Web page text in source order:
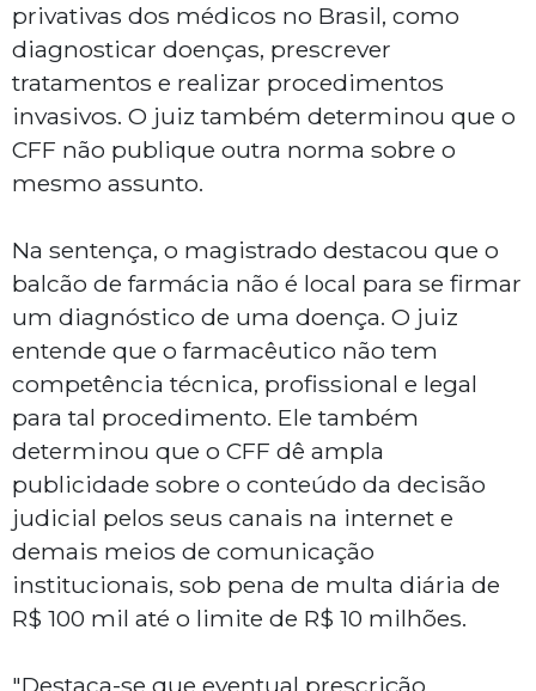
privativas dos médicos no Brasil, como
diagnosticar doenças, prescrever
tratamentos e realizar procedimentos
invasivos. O juiz também determinou que o
CFF não publique outra norma sobre o
mesmo assunto.
Na sentença, o magistrado destacou que o
balcão de farmácia não é local para se firmar
um diagnóstico de uma doença. O juiz
entende que o farmacêutico não tem
competência técnica, profissional e legal
para tal procedimento. Ele também
determinou que o CFF dê ampla
publicidade sobre o conteúdo da decisão
judicial pelos seus canais na internet e
demais meios de comunicação
institucionais, sob pena de multa diária de
R$ 100 mil até o limite de R$ 10 milhões.
"Destaca-se que eventual prescrição